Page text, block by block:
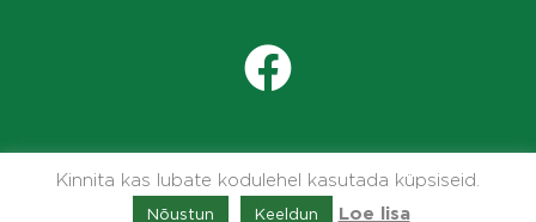
Kinnita kas lubate kodulehel kasutada küpsiseid.
Nõustun Keeldun Loe lisa